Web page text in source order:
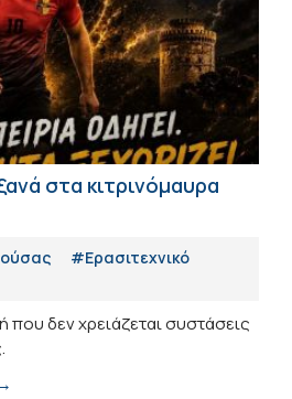
στα κιτρινόμαυρα
#Eρασιτεχνικό
που δεν χρειάζεται συστάσεις